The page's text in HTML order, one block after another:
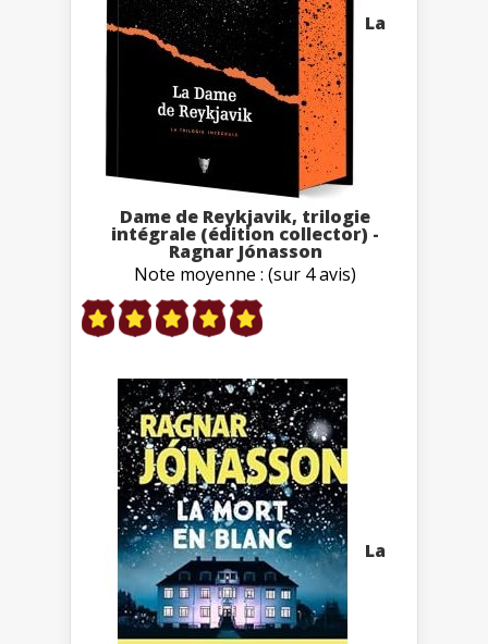
La
Dame de Reykjavik, trilogie
intégrale (édition collector) -
Ragnar Jónasson
Note moyenne : (sur 4 avis)
La